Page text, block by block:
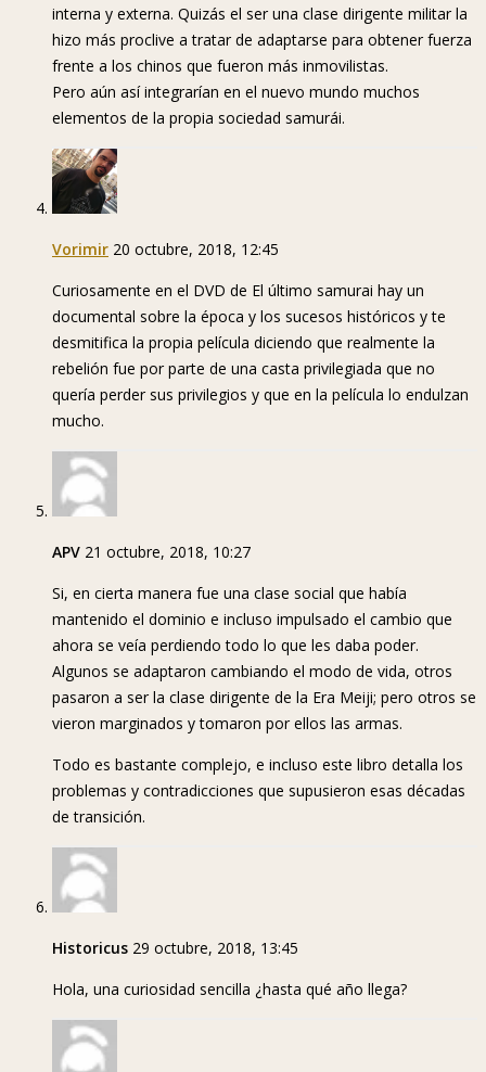
interna y externa. Quizás el ser una clase dirigente militar la
hizo más proclive a tratar de adaptarse para obtener fuerza
frente a los chinos que fueron más inmovilistas.
Pero aún así integrarían en el nuevo mundo muchos
elementos de la propia sociedad samurái.
Vorimir 20 octubre, 2018, 12:45
Curiosamente en el DVD de El último samurai hay un
documental sobre la época y los sucesos históricos y te
desmitifica la propia película diciendo que realmente la
rebelión fue por parte de una casta privilegiada que no
quería perder sus privilegios y que en la película lo endulzan
mucho.
APV 21 octubre, 2018, 10:27
Si, en cierta manera fue una clase social que había
mantenido el dominio e incluso impulsado el cambio que
ahora se veía perdiendo todo lo que les daba poder.
Algunos se adaptaron cambiando el modo de vida, otros
pasaron a ser la clase dirigente de la Era Meiji; pero otros se
vieron marginados y tomaron por ellos las armas.
Todo es bastante complejo, e incluso este libro detalla los
problemas y contradicciones que supusieron esas décadas
de transición.
Historicus 29 octubre, 2018, 13:45
Hola, una curiosidad sencilla ¿hasta qué año llega?